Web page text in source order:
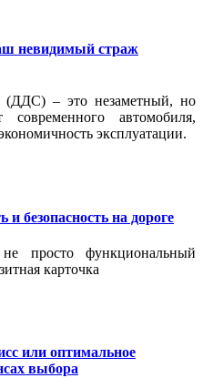
невидимый страж
– это незаметный, но
автомобиля,
эксплуатации.
безопасность на дороге
просто функциональный
карточка
или оптимальное
выбора